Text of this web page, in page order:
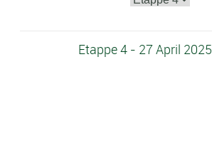
Etappe 4 - 27 April 2025